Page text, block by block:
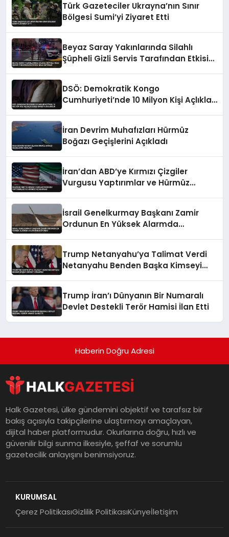
Türk Gazeteciler Ukrayna’nın Sınır
Bölgesi Sumi’yi Ziyaret Etti
Beyaz Saray Yakınlarında Silahlı
Şüpheli Gizli Servis Tarafından Etkisiz
DSÖ: Demokratik Kongo
Cumhuriyeti’nde 10 Milyon Kişi Açlıkla
İran Devrim Muhafızları Hürmüz
Boğazı Geçişlerini Açıkladı
İran’dan ABD’ye Kırmızı Çizgiler
Vurgusu Yaptırımlar ve Hürmüz
İsrail Genelkurmay Başkanı Zamir
Ordunun En Yüksek Alarmda
Trump Netanyahu’ya Talimat Verdi
Netanyahu Benden Başka Kimseyi
Trump İran’ı Dünyanın Bir Numaralı
Devlet Destekli Terör Hamisi İlan Etti
Haberin Doğru Adresi
Halk Gazetesi, ülke gündemini objektif ve tarafsız bir
bakış açısıyla takipçilerine ulaştırmayı amaçlayan,
dijital haber platformudur. Okurlarına doğru, hızlı ve
güvenilir bilgi sunma ilkesiyle, şeffaf ve sorumlu
gazetecilik anlayışını benimsiyoruz.
KURUMSAL
Çerez PolitikasıGizlilik PolitikasıKünyeİletişim